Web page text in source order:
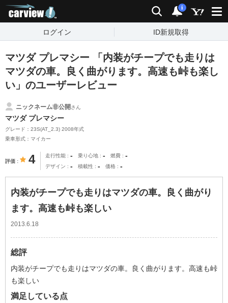
検索 通知
i
ログイン ID新規取得
マツダ プレマシー 「内装がチープでも走りは
マツダの車。良く曲がります。高速も峠も楽し
い」のユーザーレビュー
ニックネーム非公開さん
マツダ プレマシー
グレード：23S(AT_2.3) 2008年式
乗車形式：マイカー
評価 4 走行性能 - 乗り心地 - 燃費 -
デザイン - 積載性 - 価格 -
内装がチープでも走りはマツダの車。良く曲がり
ます。高速も峠も楽しい
2013.6.18
総評
内装がチープでも走りはマツダの車。良く曲がります。高速も峠
も楽しい
満足している点